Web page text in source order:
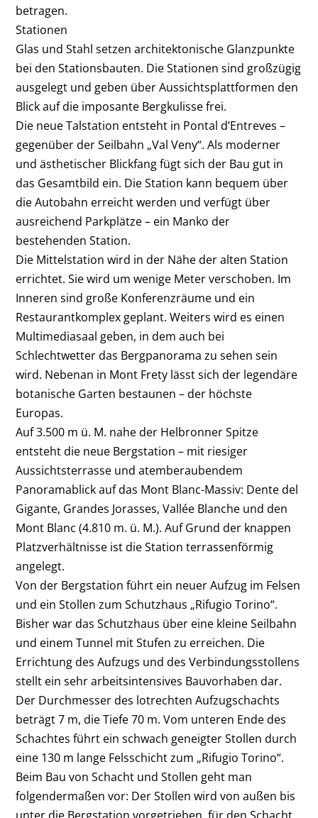
betragen.
Stationen
Glas und Stahl setzen architektonische Glanzpunkte
bei den Stationsbauten. Die Stationen sind großzügig
ausgelegt und geben über Aussichtsplattformen den
Blick auf die imposante Bergkulisse frei.
Die neue Talstation entsteht in Pontal d’Entreves –
gegenüber der Seilbahn „Val Veny“. Als moderner
und ästhetischer Blickfang fügt sich der Bau gut in
das Gesamtbild ein. Die Station kann bequem über
die Autobahn erreicht werden und verfügt über
ausreichend Parkplätze – ein Manko der
bestehenden Station.
Die Mittelstation wird in der Nähe der alten Station
errichtet. Sie wird um wenige Meter verschoben. Im
Inneren sind große Konferenzräume und ein
Restaurantkomplex geplant. Weiters wird es einen
Multimediasaal geben, in dem auch bei
Schlechtwetter das Bergpanorama zu sehen sein
wird. Nebenan in Mont Frety lässt sich der legendäre
botanische Garten bestaunen – der höchste
Europas.
Auf 3.500 m ü. M. nahe der Helbronner Spitze
entsteht die neue Bergstation – mit riesiger
Aussichtsterrasse und atemberaubendem
Panoramablick auf das Mont Blanc-Massiv: Dente del
Gigante, Grandes Jorasses, Vallée Blanche und den
Mont Blanc (4.810 m. ü. M.). Auf Grund der knappen
Platzverhältnisse ist die Station terrassenförmig
angelegt.
Von der Bergstation führt ein neuer Aufzug im Felsen
und ein Stollen zum Schutzhaus „Rifugio Torino“.
Bisher war das Schutzhaus über eine kleine Seilbahn
und einem Tunnel mit Stufen zu erreichen. Die
Errichtung des Aufzugs und des Verbindungsstollens
stellt ein sehr arbeitsintensives Bauvorhaben dar.
Der Durchmesser des lotrechten Aufzugschachts
beträgt 7 m, die Tiefe 70 m. Vom unteren Ende des
Schachtes führt ein schwach geneigter Stollen durch
eine 130 m lange Felsschicht zum „Rifugio Torino“.
Beim Bau von Schacht und Stollen geht man
folgendermaßen vor: Der Stollen wird von außen bis
unter die Bergstation vorgetrieben, für den Schacht